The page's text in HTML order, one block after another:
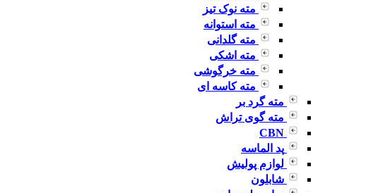
مته نوک تیز
مته استوانه
مته گلدانی
مته اشکی
مته خرگوشی
مته کاسه ای
مته گرد بر
مته گوی تراش
CBN
پد الماسه
لوازم پولیش
شابلون